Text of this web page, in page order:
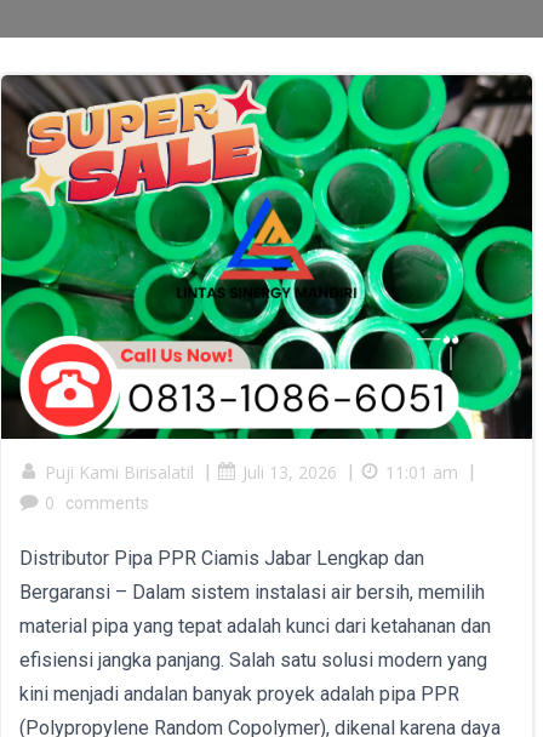
Puji Kami Birisalatil | Juli 13, 2026 | 11:01 am
|
0
comments
Distributor Pipa PPR Ciamis Jabar Lengkap dan
Bergaransi – Dalam sistem instalasi air bersih, memilih
material pipa yang tepat adalah kunci dari ketahanan dan
efisiensi jangka panjang. Salah satu solusi modern yang
kini menjadi andalan banyak proyek adalah pipa PPR
(Polypropylene Random Copolymer), dikenal karena daya